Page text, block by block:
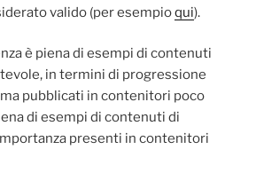
valido (per esempioqui).
è piena di esempi di contenuti
in termini di progressione
pubblicati in contenitori poco
di esempi di contenuti di
presenti in contenitori